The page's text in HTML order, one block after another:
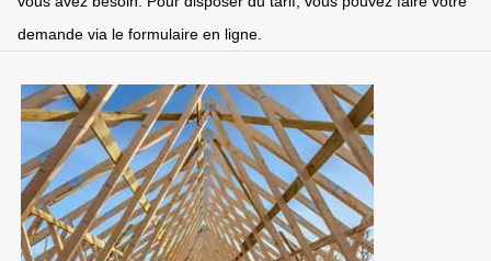
demande via le formulaire en ligne.